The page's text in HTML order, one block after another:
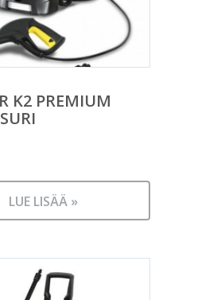
K2 PREMIUM
LUE LISÄÄ »